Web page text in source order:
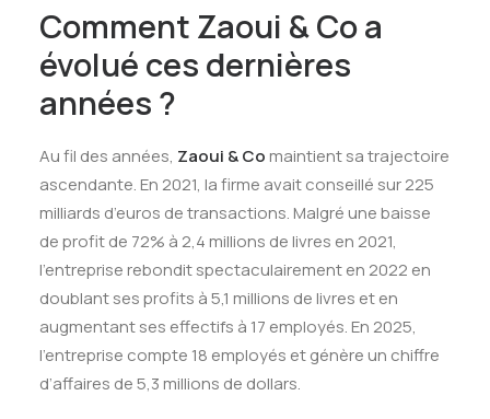
Comment Zaoui & Co a
évolué ces dernières
années ?
Au fil des années, Zaoui & Comaintient sa trajectoire
ascendante. En 2021, la firme avait conseillé sur 225
milliards d’euros de transactions.Malgré une baisse
de profit de 72% à 2,4 millions de livres en 2021,
l’entreprise rebondit spectaculairement en 2022 en
doublant ses profits à 5,1 millions de livres et en
augmentant ses effectifs à 17 employés.En 2025,
l’entreprise compte 18 employés et génère un chiffre
d’affaires de 5,3 millions de dollars.